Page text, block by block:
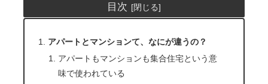
目次
アパートとマンションて、なにが違うの？
アパートもマンションも集合住宅という意
味で使われている